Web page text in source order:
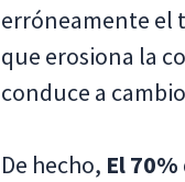
erróneamente el
que erosiona la
conduce a
De hecho, El